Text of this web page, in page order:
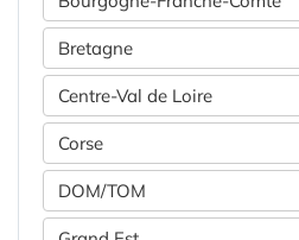
Bretagne
Centre-Val de Loire
Corse
DOM/TOM